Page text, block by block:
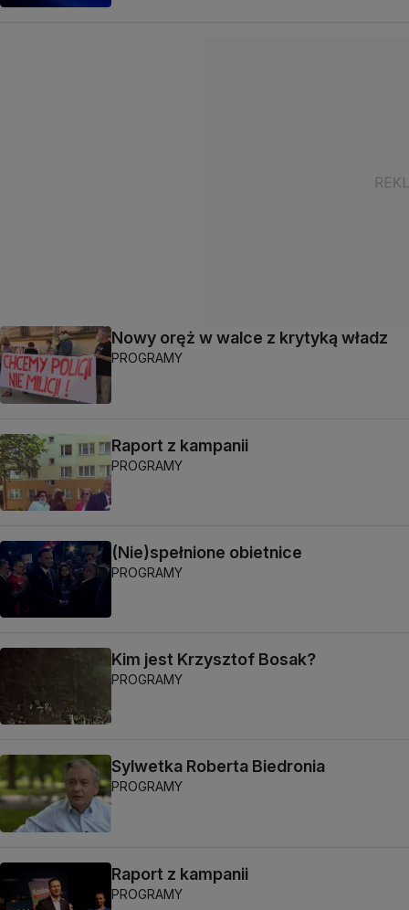
Nowy oręż w walce z krytyką władz
PROGRAMY
Raport z kampanii
PROGRAMY
(Nie)spełnione obietnice
PROGRAMY
Kim jest Krzysztof Bosak?
PROGRAMY
Sylwetka Roberta Biedronia
PROGRAMY
Raport z kampanii
PROGRAMY